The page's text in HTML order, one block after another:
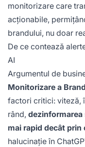
monitorizare care
acționabile,
brandului, nu doar
De ce contează
AI
Argumentul de
Monitorizare a
factori critici: viteză,
rând, dezinformarea
mai rapid decât prin
halucinație în